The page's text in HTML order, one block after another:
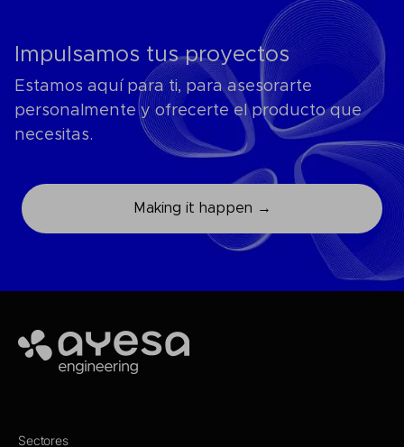
Impulsamos tus proyectos
Estamos aquí para ti, para asesorarte
personalmente y ofrecerte el producto que
necesitas.
Making it happen →
Ayesa
Sectores